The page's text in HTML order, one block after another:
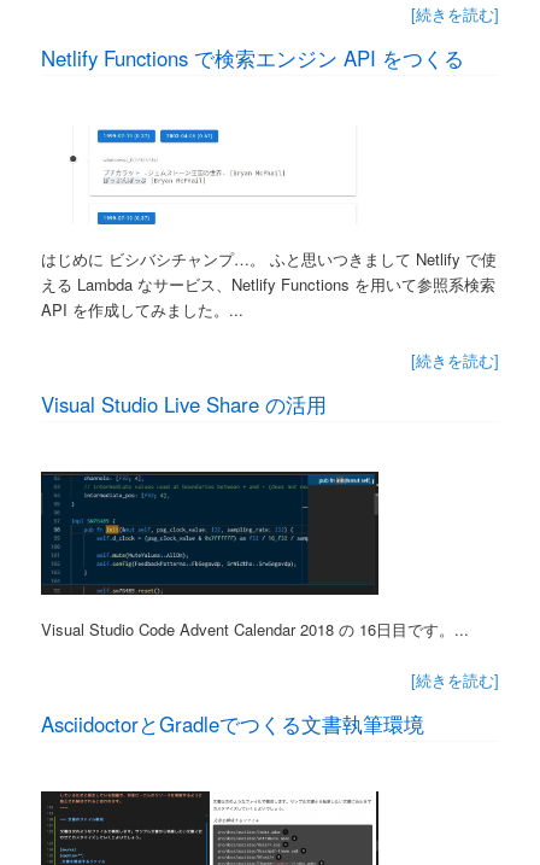
[続きを読む]
Netlify Functions で検索エンジン API をつくる
はじめに ビシバシチャンプ…。 ふと思いつきまして Netlify で使
える Lambda なサービス、Netlify Functions を用いて参照系検索
API を作成してみました。...
[続きを読む]
Visual Studio Live Share の活用
Visual Studio Code Advent Calendar 2018 の 16日目です。...
[続きを読む]
AsciidoctorとGradleでつくる文書執筆環境